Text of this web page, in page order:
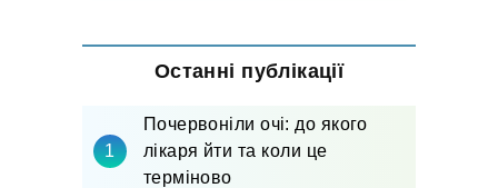
Останні публікації
Почервоніли очі: до якого
лікаря йти та коли це
терміново